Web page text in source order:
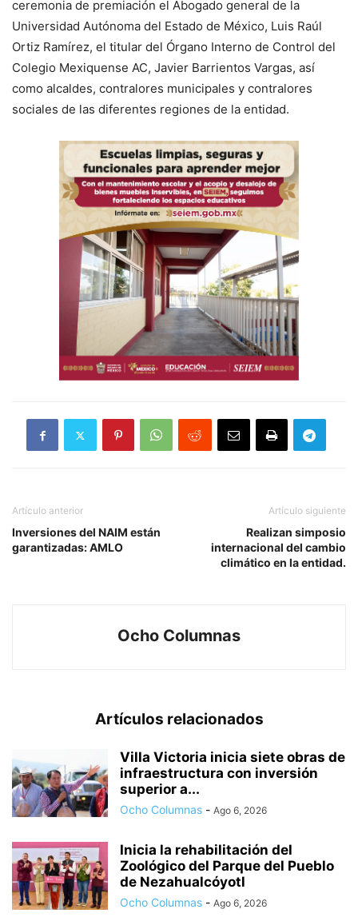
ceremonia de premiación el Abogado general de la
Universidad Autónoma del Estado de México, Luis Raúl
Ortiz Ramírez, el titular del Órgano Interno de Control del
Colegio Mexiquense AC, Javier Barrientos Vargas, así
como alcaldes, contralores municipales y contralores
sociales de las diferentes regiones de la entidad.
Artículo anterior
Inversiones del NAIM están
garantizadas: AMLO
Artículo siguiente
Realizan simposio
internacional del cambio
climático en la entidad.
Ocho Columnas
Artículos relacionados
Villa Victoria inicia siete obras de
infraestructura con inversión
superior a...
Ocho Columnas - Ago 6, 2026
Inicia la rehabilitación del
Zoológico del Parque del Pueblo
de Nezahualcóyotl
Ocho Columnas - Ago 6, 2026